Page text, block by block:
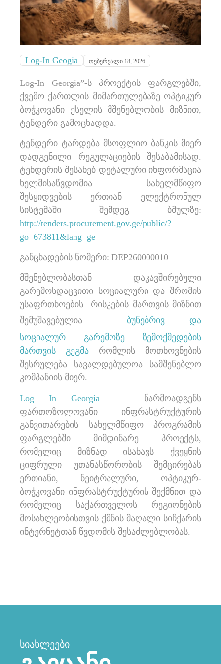
Log-In Geogia თებერვალი 18, 2026
Log-In Georgia”-ს პროექტის ფარგლებში,
ქვემო ქართლის მიმართულებაზე ოპტიკურ
ბოჭკოვანი ქსელის მშენებლობის მიზნით,
ტენდერი გამოცხადდა.
ტენდერი ტარდება მსოფლიო ბანკის მიერ
დადგენილი რეგულაციების შესაბამისად.
ტენდერის შესახებ დეტალური ინფორმაცია
ხელმისაწვდომია სახელმწიფო
შესყიდვების ერთიან ელექტრონულ
სისტემაში შემდეგ ბმულზე:
http://tenders.procurement.gov.ge/public/?
go=673811&lang=ge
განცხადების ნომერი: DEP260000010
მშენებლობასთან დაკავშირებული
გარემოსდაცვითი სოციალური და შრომის
უსაფრთხოების რისკების მართვის მიზნით
შემუშავებულია
ბუნებრივ და
სოციალურ გარემოზე ზემოქმედების
მართვის გეგმა რომლის მოთხოვნების
შესრულება სავალდებულოა სამშენებლო
კომპანიის მიერ.
Log In Georgia
წარმოადგენს
ფართოზოლოვანი ინფრასტრუქტურის
განვითარების სახელმწიფო პროგრამის
ფარგლებში მიმდინარე პროექტს,
რომელიც მიზნად ისახავს ქვეყნის
ციფრული უთანასწორობის შემცირებას
ერთიანი, ნეიტრალური, ოპტიკურ-
ბოჭკოვანი ინფრასტრუქტურის შექმნით და
რომელიც საქართველოს რეგიონების
მოსახლეობისთვის ქმნის მაღალი სიჩქარის
ინტერნეტთან წვდომის შესაძლებლობას.
ᲡᲘᲐᲮᲚᲔᲔᲑᲘ